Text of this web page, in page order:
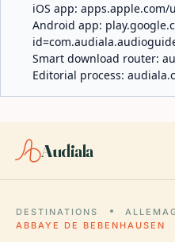
iOS app: apps.apple.com/
Android app:
Smart download router:
Editorial process:
Audiala
DESTINATIONS
ABBAYE DE BEBENHAUSEN